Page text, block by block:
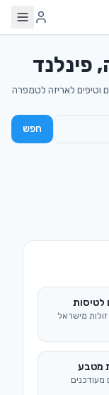
פינלנד
חפש
זולות מישראל
מעודכנים
חברות וכיסויים